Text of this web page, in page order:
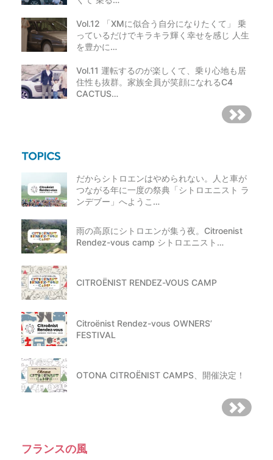
者へ譲渡、転売することはできません。
容もご確認ください。
【出品物・販売】
ます。
(1) シトロエンに関係する物品。
(2) （１）に伴うリサイクル、リユース品、車両部品、パ
ーツ、衣料品、古着雑貨、子供服、アクセサリー等
｢Citroën Marche｣に出品できないものは下記の通りで
(3) 飲食物、動植物、薬品、化粧品類、法律に違反する
物
高いもの等）
(5) その他、当日、事務局が出品不可と判断した物
※事前に判断が付かない物品がございましたら事務局ま
でお問い合わせください。
出品商品は汚れ、破損、部品等を事前によく確認した上
での販売してください。
商品に不足や汚れがある場合は、お客様によく説明をし
てご納得頂いた上での販売をお願いします。
販売にあたり、主催者が釣銭を用意することは出来ませ
ん。予め販売内容に合わせた十分な釣銭をご準備くださ
い。
値付けは全て出店者様にお任せします。値札があると購
入者に分かりやすくて便利です。
会期中の値引等に関してもご自由にしていただいて結構
事業主ではない方は消費税の徴収は不要です。
事業主の方は各自でご調整ください。（購入者に対して
は分かりやすく表記など、すべて内税にしてください）
高額な物品や動作保証の無い物品などについては、購入
される方への十分な説明をおこない、連絡先の交換など
を行ったうえで、必ず双方同意の上で売買をしてくださ
事務局は関与いたしませんので予めご了承ください。
Vol.12 「XMに似合う自分になりたくて」 乗
っているだけでキラキラ輝く幸せを感じ 人生
を豊かに…
Vol.11 運転するのが楽しくて、乗り心地も居
住性も抜群。家族全員が笑顔になれるC4
CACTUS…
だからシトロエンはやめられない。人と車が
つながる年に一度の祭典「シトロエニスト ラ
ンデブー」へようこ…
雨の高原にシトロエンが集う夜。Citroenist
Rendez-vous camp シトロエニスト…
CITROËNIST RENDEZ-VOUS CAMP
Citroënist Rendez-vous OWNERS’
FESTIVAL
OTONA CITROËNIST CAMPS、開催決定！
フランスの風